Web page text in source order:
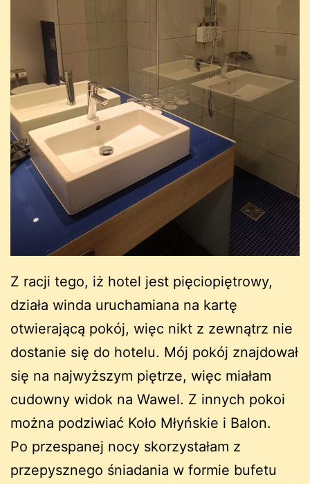
Z racji tego, iż hotel jest pięciopiętrowy,
działa winda uruchamiana na kartę
otwierającą pokój, więc nikt z zewnątrz nie
dostanie się do hotelu. Mój pokój znajdował
się na najwyższym piętrze, więc miałam
cudowny widok na Wawel. Z innych pokoi
można podziwiać Koło Młyńskie i Balon.
Po przespanej nocy skorzystałam z
przepysznego śniadania w formie bufetu